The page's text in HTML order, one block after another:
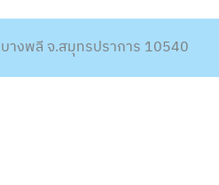
างพลี จ.สมุทรปราการ 10540